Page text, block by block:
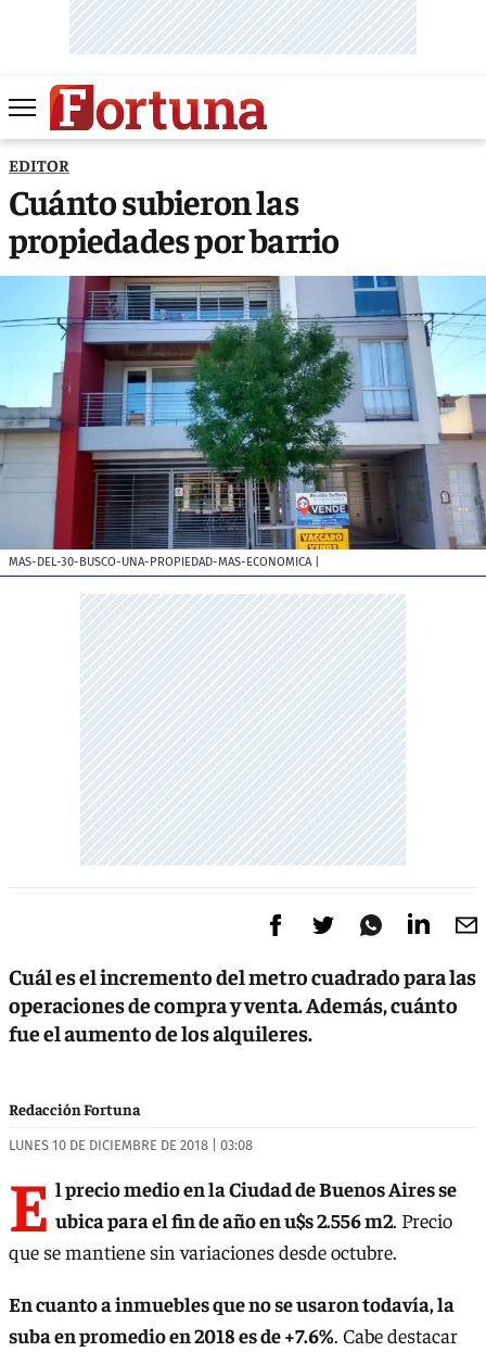
EDITOR
Cuánto subieron las
propiedades por barrio
MAS-DEL-30-BUSCO-UNA-PROPIEDAD-MAS-ECONOMICA|
Cuál es el incremento del metro cuadrado para las
operaciones de compra y venta. Además, cuánto
fue el aumento de los alquileres.
Redacción Fortuna
LUNES 10 DE DICIEMBRE DE 2018 | 03:08
E l precio medio en la Ciudad de Buenos Aires se
ubica para el fin de año en u$s 2.556 m2. Precio
que se mantiene sin variaciones desde octubre.
En cuanto a inmuebles que no se usaron todavía, la
suba en promedio en 2018 es de +7.6%. Cabe destacar